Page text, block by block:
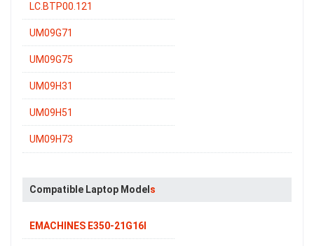
LC.BTP00.121
UM09G71
UM09G75
UM09H31
UM09H51
UM09H73
Compatible Laptop Model s
EMACHINES E350-21G16I